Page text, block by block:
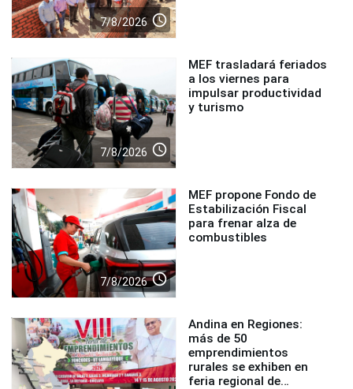
7/8/2026 access_time
7/8/2026 access_time
MEF trasladará feriados
a los viernes para
impulsar productividad
y turismo
7/8/2026 access_time
MEF propone Fondo de
Estabilización Fiscal
para frenar alza de
combustibles
Andina en Regiones:
más de 50
emprendimientos
rurales se exhiben en
feria regional de